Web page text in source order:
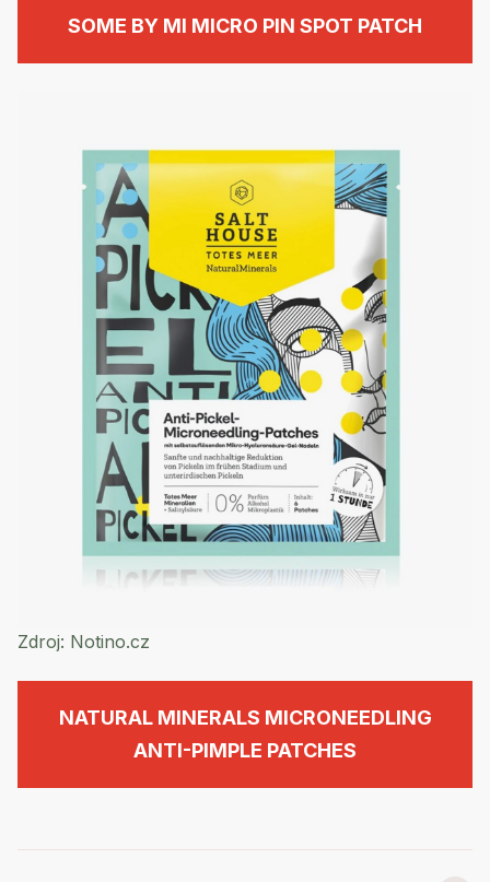
SOME BY MI MICRO PIN SPOT PATCH
Zdroj: Notino.cz
NATURAL MINERALS MICRONEEDLING
ANTI-PIMPLE PATCHES